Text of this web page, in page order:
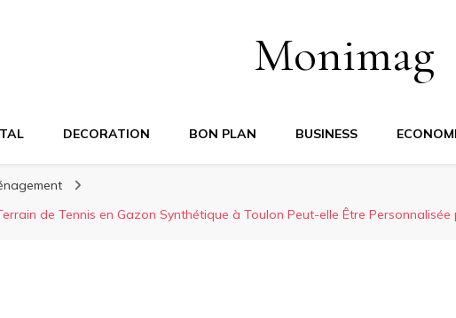
Monimag
DECORATION BON PLAN BUSINESS
de Tennis en Gazon Synthétique à Toulon Peut-elle Être